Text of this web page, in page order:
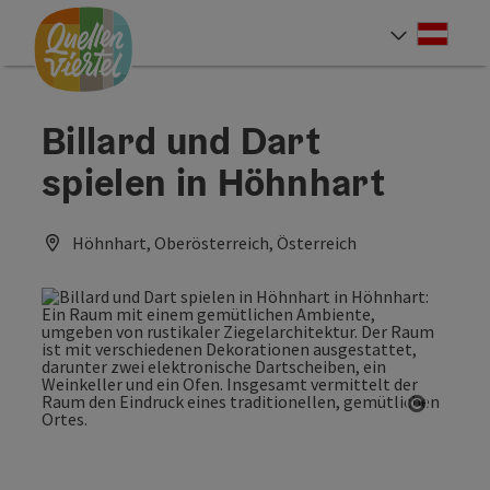
Zum Inhalt
Zur Navigation
Zum Seitenanfang
Billard und Dart
spielen in Höhnhart
Höhnhart, Oberösterreich, Österreich